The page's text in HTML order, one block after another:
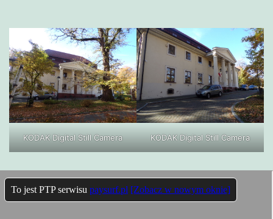
KODAK Digital Still Camera KODAK Digital Still Camera